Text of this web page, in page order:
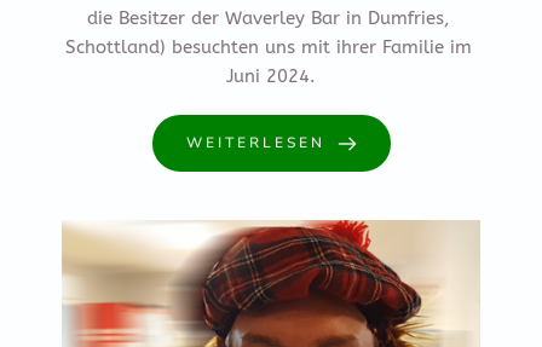
die Besitzer der Waverley Bar in Dumfries,
Schottland) besuchten uns mit ihrer Familie im
Juni 2024.
WEITERLESEN